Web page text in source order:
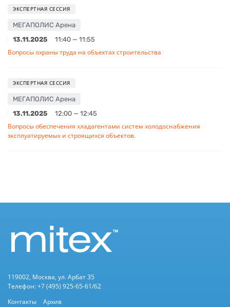
ЭКСПЕРТНАЯ СЕССИЯ
МЕГАПОЛИС Арена
13.11.2025
11:40 — 11:55
Вопросы охраны труда на объектах строительства
ЭКСПЕРТНАЯ СЕССИЯ
МЕГАПОЛИС Арена
13.11.2025
12:00 — 12:45
Вопросы обеспечения хладагентами систем холодоснабжения
эксплуатируемых и строящихся объектов.
119002, Москва, ул. Арбат 35
Телефон: +7 (495) 925-65-61/62
Контакты
Архив